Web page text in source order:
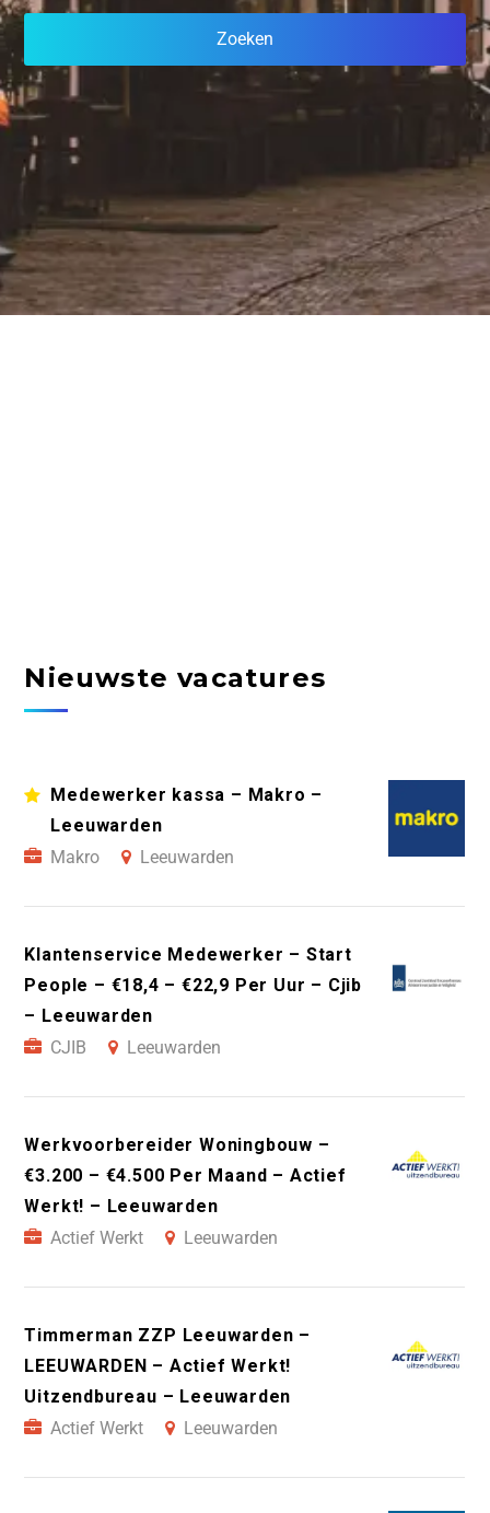
Nieuwste vacatures
Medewerker kassa – Makro –
Leeuwarden
Makro
Leeuwarden
Klantenservice Medewerker – Start
People – €18,4 – €22,9 Per Uur – Cjib
– Leeuwarden
CJIB
Leeuwarden
Werkvoorbereider Woningbouw –
€3.200 – €4.500 Per Maand – Actief
Werkt! – Leeuwarden
Actief Werkt
Leeuwarden
Timmerman ZZP Leeuwarden –
LEEUWARDEN – Actief Werkt!
Uitzendbureau – Leeuwarden
Actief Werkt
Leeuwarden